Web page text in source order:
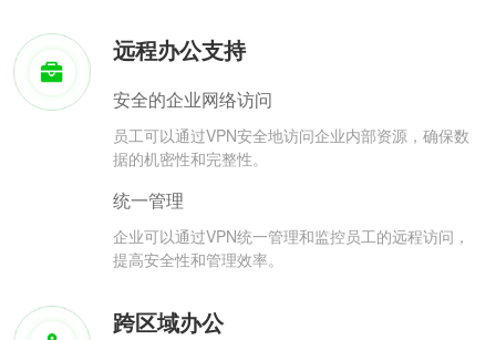
远程办公支持
安全的企业网络访问
员工可以通过VPN安全地访问企业内部资源，确保数
据的机密性和完整性。
统一管理
企业可以通过VPN统一管理和监控员工的远程访问，
提高安全性和管理效率。
跨区域办公